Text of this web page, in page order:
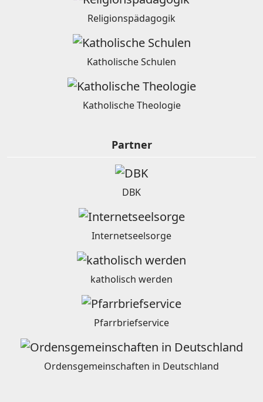
Religionspädagogik
Katholische Schulen
Katholische Theologie
Partner
DBK
Internetseelsorge
katholisch werden
Pfarrbriefservice
Ordensgemeinschaften in Deutschland